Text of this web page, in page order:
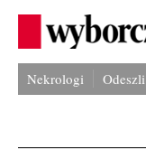
Nekrologi Odeszli